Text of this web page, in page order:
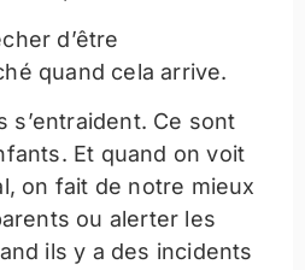
d’être
quand cela arrive.
s’entraident. Ce sont
Et quand on voit
on fait de notre mieux
ou alerter les
ils y a des incidents